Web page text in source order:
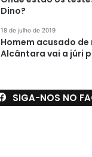
Dino?
18 de julho de 2019
Homem acusado
Alcântara vai a júri
SIGA-NOS NO